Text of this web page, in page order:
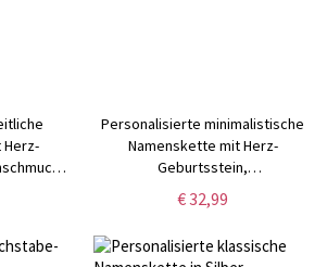
Geburtstagsgeschenk
Bestie
Personalisierte minimalistische
Namenskette mit Herz-
Geburtsstein,
Valentinstag/Geburtstag/
für Sie
€ 32,99